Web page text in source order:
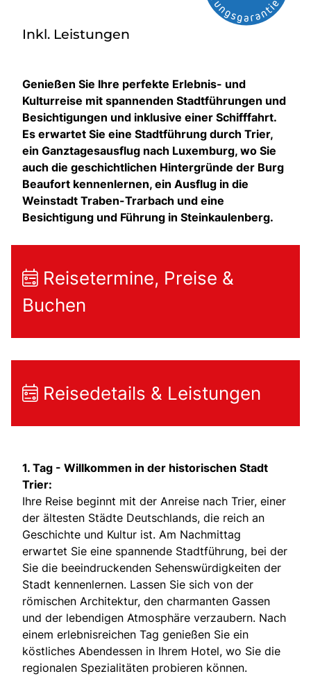
Inkl. Leistungen
Genießen Sie Ihre perfekte Erlebnis- und
Kulturreise mit spannenden Stadtführungen und
Besichtigungen und inklusive einer Schifffahrt.
Es erwartet Sie eine Stadtführung durch Trier,
ein Ganztagesausflug nach Luxemburg, wo Sie
auch die geschichtlichen Hintergründe der Burg
Beaufort kennenlernen, ein Ausflug in die
Weinstadt Traben-Trarbach und eine
Besichtigung und Führung in Steinkaulenberg.
Reisetermine, Preise &
Buchen
Reisedetails & Leistungen
1. Tag - Willkommen in der historischen Stadt
Trier:
Ihre Reise beginnt mit der Anreise nach Trier, einer
der ältesten Städte Deutschlands, die reich an
Geschichte und Kultur ist. Am Nachmittag
erwartet Sie eine spannende Stadtführung, bei der
Sie die beeindruckenden Sehenswürdigkeiten der
Stadt kennenlernen. Lassen Sie sich von der
römischen Architektur, den charmanten Gassen
und der lebendigen Atmosphäre verzaubern. Nach
einem erlebnisreichen Tag genießen Sie ein
köstliches Abendessen in Ihrem Hotel, wo Sie die
regionalen Spezialitäten probieren können.